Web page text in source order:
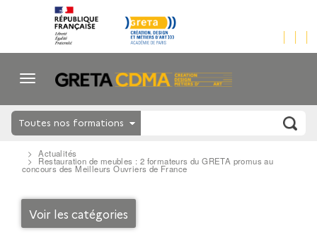
Toutes nos formations
Actualités
Restauration de meubles : 2 formateurs du GRETA promus au
concours des Meilleurs Ouvriers de France
Voir les catégories